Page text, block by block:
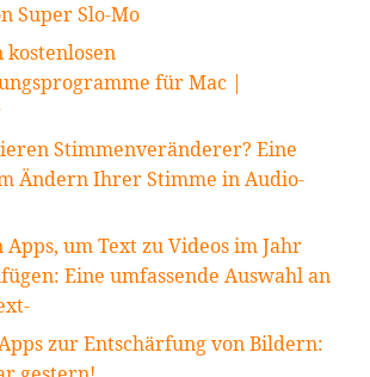
Super Slo-Mo
kostenlosen
für Mac |
Stimmenveränderer? Eine
Ändern Ihrer Stimme in Audio-
Apps, um Text zu Videos im Jahr
Eine umfassende Auswahl an
zur Entschärfung von Bildern: